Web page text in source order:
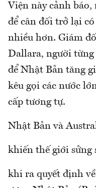
Viện này cảnh
để cân đối trở lại
nhiều hơn. Giám
Dallara, người
để Nhật Bản tăng
kêu gọi các nước
cấp tương tự.
Nhật Bản và
khiến thế giới sửng
khi ra quyết định